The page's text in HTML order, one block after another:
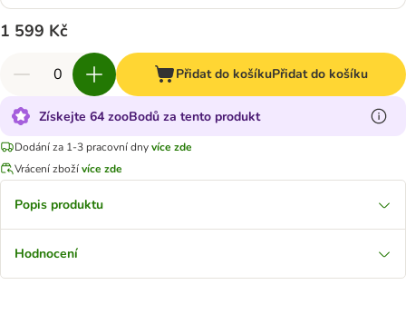
1 599 Kč
Přidat do košíkuPřidat do košíku
Získejte 64 zooBodů za tento produkt
Dodání za 1-3 pracovní dnyvíce zde
Vrácení zbožívíce zde
Popis produktu
Hodnocení